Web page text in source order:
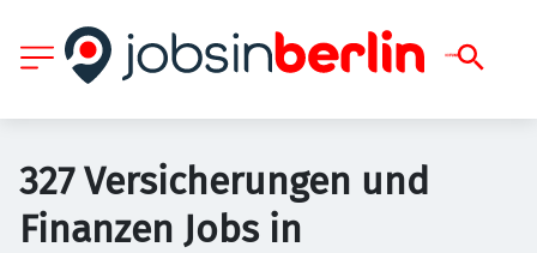
327 Versicherungen und
Finanzen Jobs in